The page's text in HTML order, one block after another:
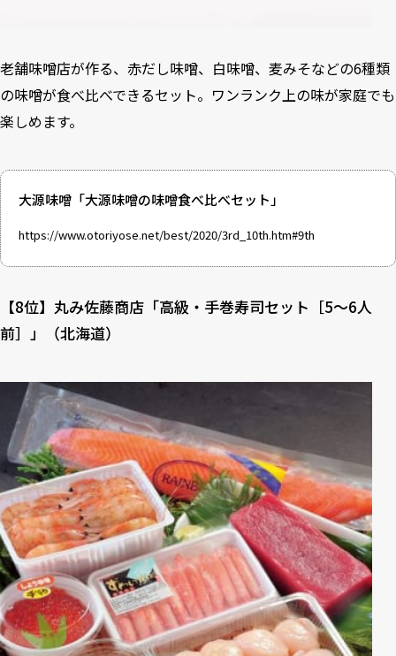
老舗味噌店が作る、赤だし味噌、白味噌、麦みそなどの6種類
の味噌が食べ比べできるセット。ワンランク上の味が家庭でも
楽しめます。
大源味噌「大源味噌の味噌食べ比べセット」
https://www.otoriyose.net/best/2020/3rd_10th.htm#9th
【8位】丸み佐藤商店「高級・手巻寿司セット［5～6人
前］」（北海道）